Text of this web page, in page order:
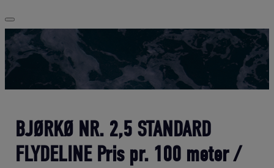
BJØRKØ NR. 2,5 STANDARD
FLYDELINE Pris pr. 100 meter /